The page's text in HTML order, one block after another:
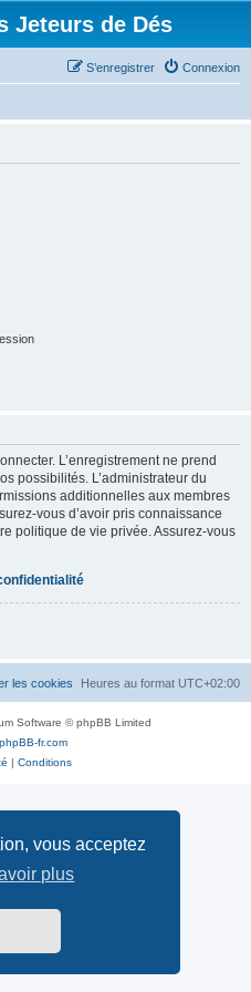
vous acceptez
plus
Jeteurs de Dés
Connexion
S’enregistrer
L’enregistrement ne prend
possibilités. L’administrateur du
additionnelles aux membres
vous d’avoir pris connaissance
politique de vie privée. Assurez-vous
Heures au format UTC+02:00
les cookies
Software © phpBB Limited
phpBB-fr.com
| Conditions